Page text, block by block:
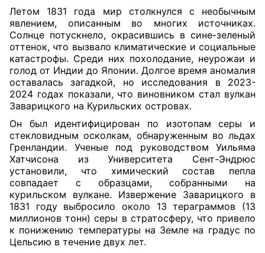
Летом 1831 года мир столкнулся с необычным
явлением, описанным во многих источниках.
Солнце потускнело, окрасившись в сине-зеленый
оттенок, что вызвало климатические и социальные
катастрофы. Среди них похолодание, неурожаи и
голод от Индии до Японии. Долгое время аномалия
оставалась загадкой, но исследования в 2023-
2024 годах показали, что виновником стал вулкан
Заварицкого на Курильских островах.
Он был идентифицирован по изотопам серы и
стекловидным осколкам, обнаруженным во льдах
Гренландии. Ученые под руководством Уильяма
Хатчисона из Университета Сент-Эндрюс
установили, что химический состав пепла
совпадает с образцами, собранными на
курильском вулкане. Извержение Заварицкого в
1831 году выбросило около 13 тераграммов (13
миллионов тонн) серы в стратосферу, что привело
к понижению температуры на Земле на градус по
Цельсию в течение двух лет.